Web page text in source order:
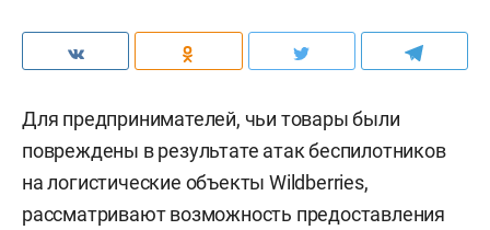
Для предпринимателей, чьи товары были
повреждены в результате атак беспилотников
на логистические объекты Wildberries,
рассматривают возможность предоставления